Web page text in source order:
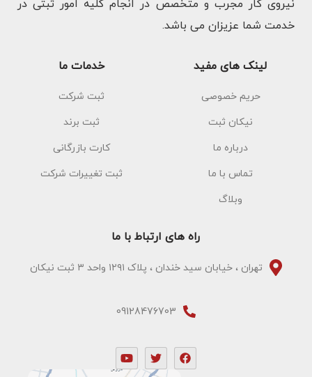
خدمت شما عزیزان می باشد.
لینک های مفید
حریم خصوصی
نیکان ثبت
درباره ما
تماس با ما
وبلاگ
خدمات ما
ثبت شرکت
ثبت برند
کارت بازرگانی
ثبت تغییرات شرکت
راه های ارتباط با ما
تهران ، خیابان سید خندان ، پلاک ۱۲۹۱ واحد ۳ ثبت نیکان
09128476703